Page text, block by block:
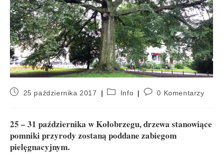
25 października 2017 Info 0 Komentarzy
25 – 31 października w Kołobrzegu, drzewa stanowiące
pomniki przyrody zostaną poddane zabiegom
pielęgnacyjnym.